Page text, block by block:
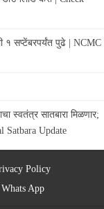
१ सप्टेंबरपर्यंत पुढे | NCMC
स्वतंत्र सातबारा मिळणार;
Satbara Update
Policy
App